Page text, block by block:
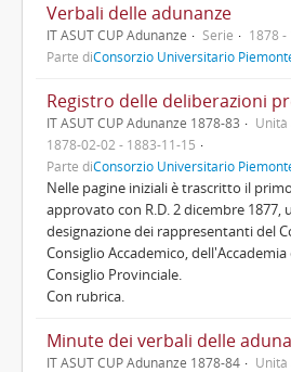
Verbali delle adunanze
IT ASUT CUP Adunanze Serie
1878 -
Parte diConsorzio Universitario
IT ASUT CUP Adunanze 1878-83
Unità
1878-02-02 - 1883-11-15
Parte diConsorzio Universitario
Nelle pagine iniziali è trascritto il
approvato con R.D. 2 dicembre
designazione dei rappresentanti del
Consiglio Accademico, dell'Accademia
Consiglio Provinciale.
Con rubrica.
Minute dei verbali delle
IT ASUT CUP Adunanze 1878-84
Unità